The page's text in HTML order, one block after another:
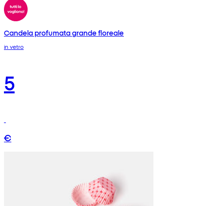
Candela profumata grande floreale
in vetro
5
€